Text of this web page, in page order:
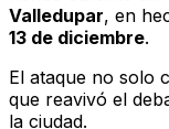
Valledupar, en
13 de diciembre.
El ataque no solo
que reavivó el
la ciudad.